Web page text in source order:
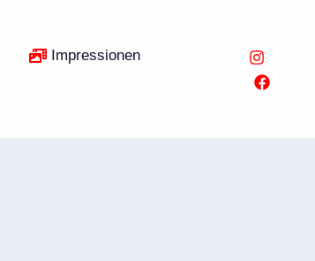
Impressionen